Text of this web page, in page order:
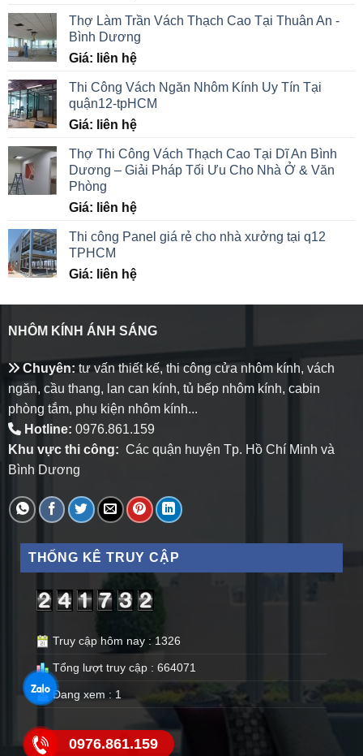
Thợ Làm Trần Vách Thạch Cao Tại Thuân An -
Bình Dương
Giá: liên hệ
Thi Công Vách Ngăn Nhôm Kính Uy Tín Tại
quận12-tpHCM
Giá: liên hệ
Thợ Thi Công Vách Thạch Cao Tại Dĩ An Bình
Dương – Giải Pháp Tối Ưu Cho Nhà Ở & Văn
Phòng
Giá: liên hệ
Thi công Panel giá rẻ cho nhà xưởng tại q12
TPHCM
Giá: liên hệ
NHÔM KÍNH ÁNH SÁNG
Chuyên: tư vấn thiết kế, thi công cửa nhôm kính, vách
ngăn, cầu thang, lan can kính, tủ bếp nhôm kính, cabin
phòng tắm, phụ kiện nhôm kính...
Hotline: 0976.861.159
Khu vực thi công: Các quận huyện Tp. Hồ Chí Minh và
Bình Dương
THỐNG KÊ TRUY CẬP
Truy cập hôm nay : 1326
Tổng lượt truy cập : 664071
Đang xem : 1
0976.861.159